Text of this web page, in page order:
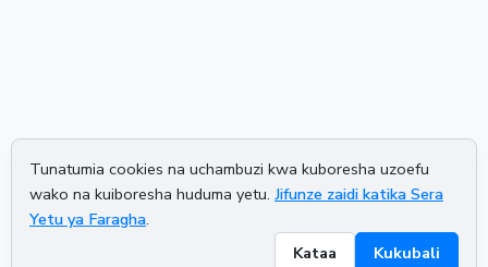
Tunatumia cookies na uchambuzi kwa kuboresha uzoefu
wako na kuiboresha huduma yetu. Jifunze zaidi katika Sera
Yetu ya Faragha.
Kataa
Kukubali